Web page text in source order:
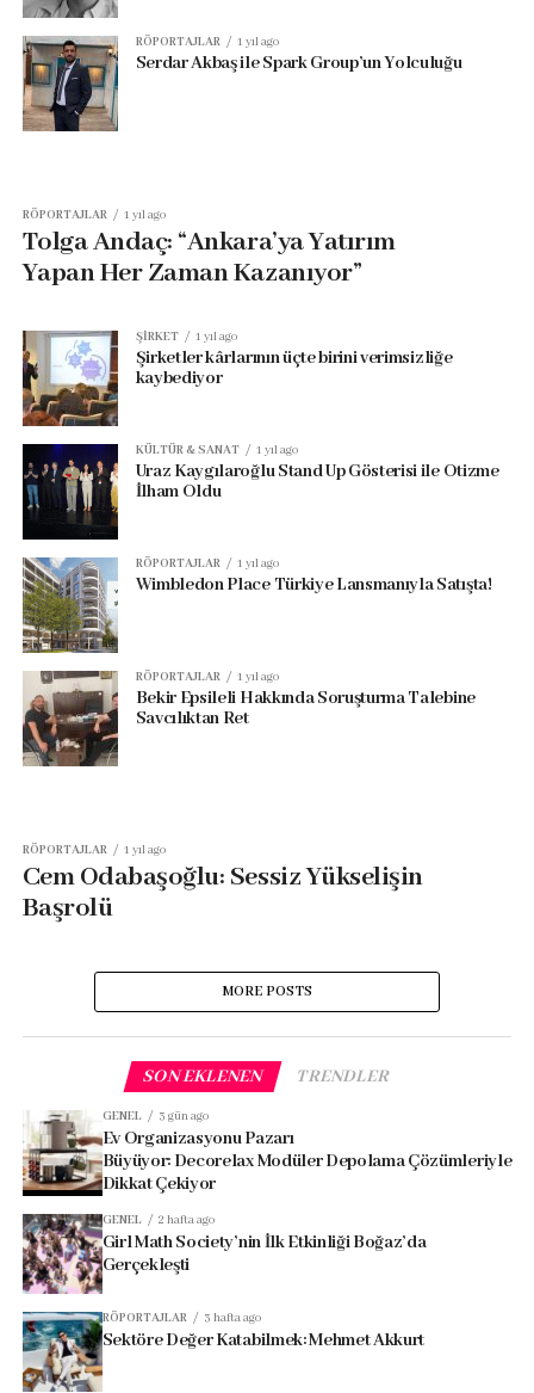
RÖPORTAJLAR 1 yıl ago
Serdar Akbaş ile Spark Group’un Yolculuğu
RÖPORTAJLAR 1 yıl ago
Tolga Andaç: “Ankara’ya Yatırım
Yapan Her Zaman Kazanıyor”
ŞIRKET 1 yıl ago
Şirketler kârlarının üçte birini verimsizliğe
kaybediyor
KÜLTÜR & SANAT 1 yıl ago
Uraz Kaygılaroğlu Stand Up Gösterisi ile Otizme
İlham Oldu
RÖPORTAJLAR 1 yıl ago
Wimbledon Place Türkiye Lansmanıyla Satışta!
RÖPORTAJLAR 1 yıl ago
Bekir Epsileli Hakkında Soruşturma Talebine
Savcılıktan Ret
RÖPORTAJLAR 1 yıl ago
Cem Odabaşoğlu: Sessiz Yükselişin
Başrolü
MORE POSTS
SON EKLENEN TRENDLER
GENEL 3 gün ago
Ev Organizasyonu Pazarı
Büyüyor: Decorelax Modüler Depolama Çözümleriyle
Dikkat Çekiyor
GENEL 2 hafta ago
Girl Math Society’nin İlk Etkinliği Boğaz’da
Gerçekleşti
RÖPORTAJLAR 3 hafta ago
Sektöre Değer Katabilmek: Mehmet Akkurt